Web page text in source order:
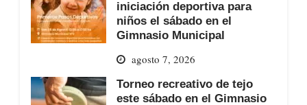
iniciación deportiva para
niños el sábado en el
Gimnasio Municipal
agosto 7, 2026
Torneo recreativo de tejo
este sábado en el Gimnasio